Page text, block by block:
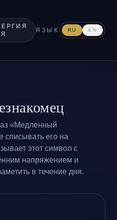
ЯЗЫК RU EN
«Медленный
списывать его на
этот символ с
напряжением и
в течение дня.